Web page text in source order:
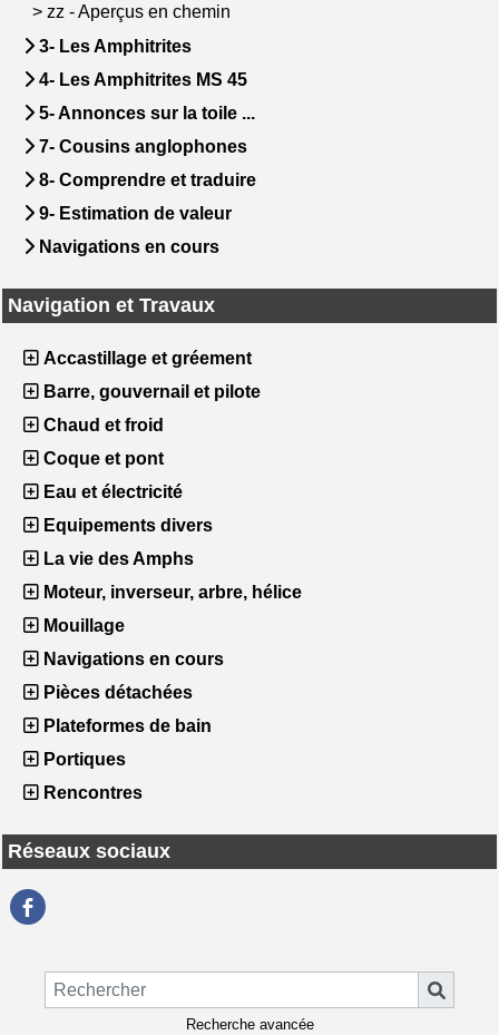
> zz - Aperçus en chemin
3- Les Amphitrites
4- Les Amphitrites MS 45
5- Annonces sur la toile ...
7- Cousins anglophones
8- Comprendre et traduire
9- Estimation de valeur
Navigations en cours
Navigation et Travaux
Accastillage et gréement
Barre, gouvernail et pilote
Chaud et froid
Coque et pont
Eau et électricité
Equipements divers
La vie des Amphs
Moteur, inverseur, arbre, hélice
Mouillage
Navigations en cours
Pièces détachées
Plateformes de bain
Portiques
Rencontres
Réseaux sociaux
Recherche avancée